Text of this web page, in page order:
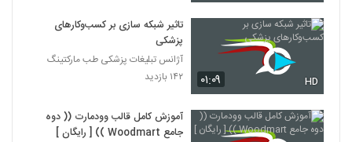
۰۱:۰۹ HD
تاثیر شبکه سازی بر کسب‌وکارهای
پزشکی
آژانس تبلیغات پزشکی طب مارکتینگ
۱۴۲ بازدید
آموزش کامل قالب وودمارت (( دوه
جامع Woodmart )) [ رایگان ]